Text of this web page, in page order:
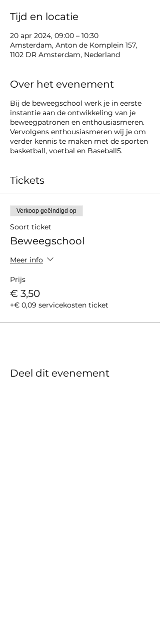
Tijd en locatie
20 apr 2024, 09:00 – 10:30
Amsterdam, Anton de Komplein 157,
1102 DR Amsterdam, Nederland
Over het evenement
Bij de beweegschool werk je in eerste
instantie aan de ontwikkeling van je
beweegpatronen en enthousiasmeren.
Vervolgens enthousiasmeren wij je om
verder kennis te maken met de sporten
basketball, voetbal en Baseball5.
Tickets
Verkoop geëindigd op
Soort ticket
Beweegschool
Meer info
Prijs
€ 3,50
+€ 0,09 servicekosten ticket
Deel dit evenement